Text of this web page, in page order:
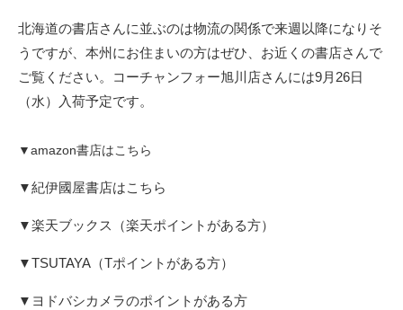
北海道の書店さんに並ぶのは物流の関係で来週以降になりそ
うですが、本州にお住まいの方はぜひ、お近くの書店さんで
ご覧ください。コーチャンフォー旭川店さんには9月26日
（水）入荷予定です。
▼amazon書店はこちら
▼紀伊國屋書店はこちら
▼楽天ブックス（楽天ポイントがある方）
▼TSUTAYA（Tポイントがある方）
▼ ヨドバシカメラのポイントがある方